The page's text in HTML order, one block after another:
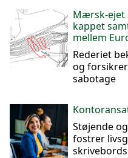
Mærsk-ejet
kappet
mellem
Rederiet
og
sabotage
Støjende
fostrer